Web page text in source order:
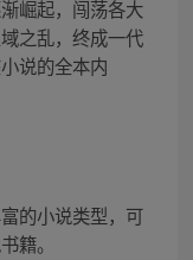
崛起，闯荡各大
之乱，终成一代
说的全本内
的小说类型，可
籍。